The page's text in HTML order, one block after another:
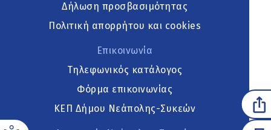
Δήλωση προσβασιμότητας
Πολιτική απορρήτου και cookies
Επικοινωνία
Τηλεφωνικός κατάλογος
Φόρμα επικοινωνίας
ΚΕΠ Δήμου Νεάπολης-Συκεών